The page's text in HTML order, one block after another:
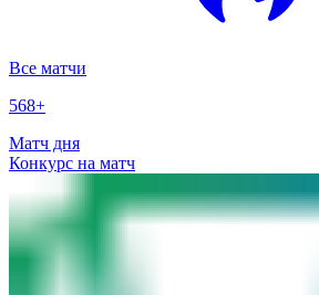
Все матчи
568+
Матч дня
Конкурс на матч